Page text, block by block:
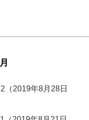
（2019年8月28日